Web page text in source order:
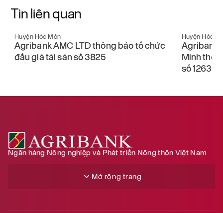
Tin liên quan
Huyện Hóc Môn
Agribank Chi nhánh Thành phố Hồ Chí
Minh thông báo tổ chức đấu giá tài sản
Huyện Hóc
Agribank
thông
1664
Ngân hàng Nông nghiệp và Phát triển Nông thôn Việt Nam
Mở rộng trang